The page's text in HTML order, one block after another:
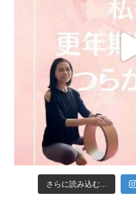
さらに読み込む...